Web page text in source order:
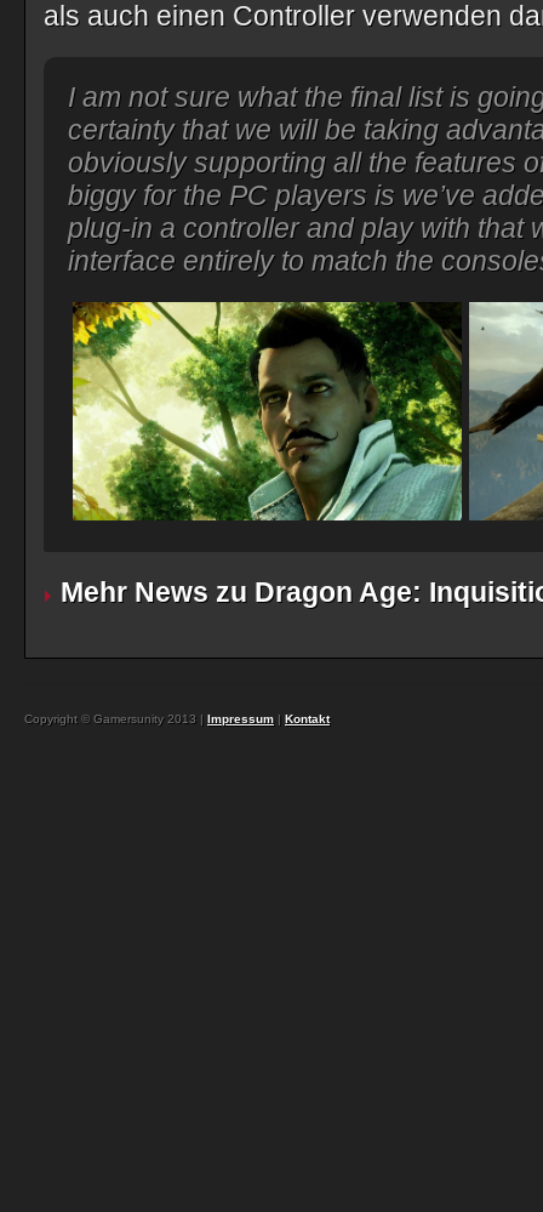
als auch einen Controller verwenden
I am not sure what the final list is
certainty that we will be taking
obviously supporting all the features
biggy for the PC players is we’ve
plug-in a controller and play with that
interface entirely to match the
Mehr News zu Dragon Age:
Copyright © Gamersunity 2013 | Impressum | Kontakt